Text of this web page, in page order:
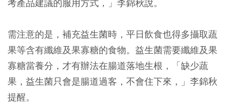
考產品建議的服用方式，」李錦秋說。
需注意的是，補充益生菌時，平日飲食也得多攝取蔬
果等含有纖維及果寡糖的食物。益生菌需要纖維及果
寡糖當養分，才有辦法在腸道落地生根，「缺少蔬
果，益生菌只會是腸道過客，不會住下來，」李錦秋
提醒。